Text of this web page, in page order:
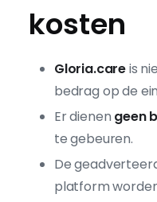
kosten
Gloria.careis
bedrag op de
Er dienen geen
te gebeuren.
De
platform